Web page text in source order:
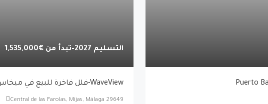
التسليم 2027-تبدأ من €1,535,000
WaveView-فلل فاخرة للبيع في ميخاس
Central de las Farolas, Mijas, Málaga 29649